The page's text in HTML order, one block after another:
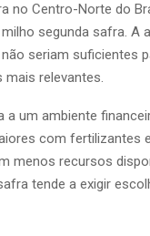
no Centro-Norte do
segunda safra. A
seriam suficientes
relevantes.
um ambiente
com fertilizantes
menos recursos
tende a exigir